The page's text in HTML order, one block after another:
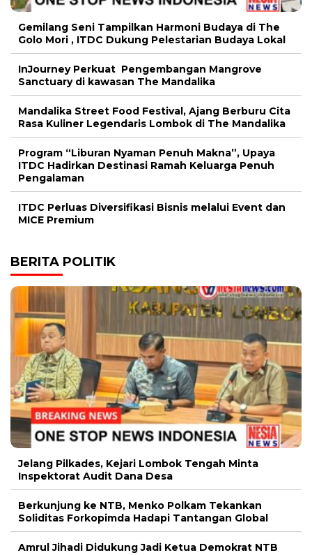
Gemilang Seni Tampilkan Harmoni Budaya di The
Golo Mori , ITDC Dukung Pelestarian Budaya Lokal
InJourney Perkuat Pengembangan Mangrove
Sanctuary di kawasan The Mandalika
Mandalika Street Food Festival, Ajang Berburu Cita
Rasa Kuliner Legendaris Lombok di The Mandalika
Program “Liburan Nyaman Penuh Makna”, Upaya
ITDC Hadirkan Destinasi Ramah Keluarga Penuh
Pengalaman
ITDC Perluas Diversifikasi Bisnis melalui Event dan
MICE Premium
BERITA POLITIK
Jelang Pilkades, Kejari Lombok Tengah Minta
Inspektorat Audit Dana Desa
Berkunjung ke NTB, Menko Polkam Tekankan
Soliditas Forkopimda Hadapi Tantangan Global
Amrul Jihadi Didukung Jadi Ketua Demokrat NTB